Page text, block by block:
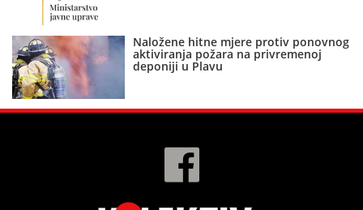
Naložene hitne mjere protiv ponovnog
aktiviranja požara na privremenoj
deponiji u Plavu